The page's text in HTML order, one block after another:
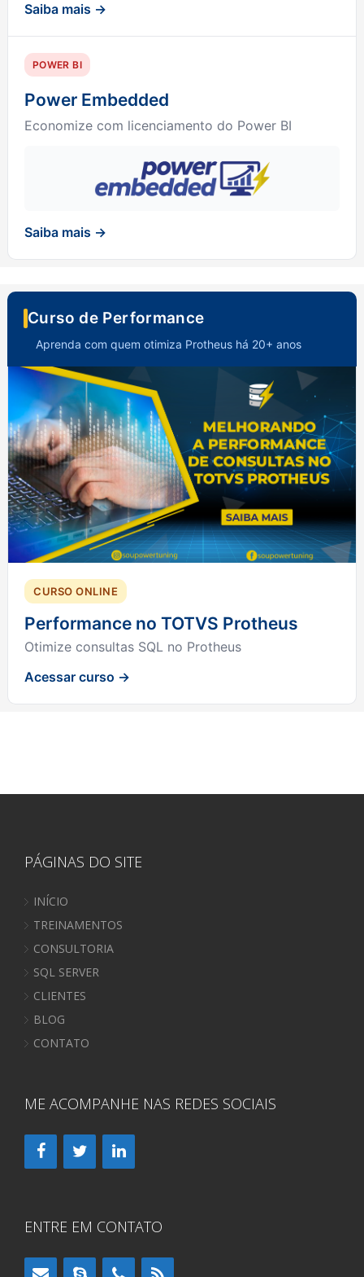
Saiba mais →
POWER BI
Power Embedded
Economize com licenciamento do Power BI
Saiba mais →
Curso de Performance
Aprenda com quem otimiza Protheus há 20+ anos
CURSO ONLINE
Performance no TOTVS Protheus
Otimize consultas SQL no Protheus
Acessar curso →
PÁGINAS DO SITE
INÍCIO
TREINAMENTOS
CONSULTORIA
SQL SERVER
CLIENTES
BLOG
CONTATO
ME ACOMPANHE NAS REDES SOCIAIS
ENTRE EM CONTATO